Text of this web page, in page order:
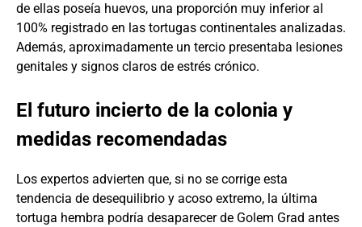
de ellas poseía huevos, una proporción muy inferior al
100% registrado en las tortugas continentales analizadas.
Además, aproximadamente un tercio presentaba lesiones
genitales y signos claros de estrés crónico.
El futuro incierto de la colonia y
medidas recomendadas
Los expertos advierten que, si no se corrige esta
tendencia de desequilibrio y acoso extremo, la última
tortuga hembra podría desaparecer de Golem Grad antes